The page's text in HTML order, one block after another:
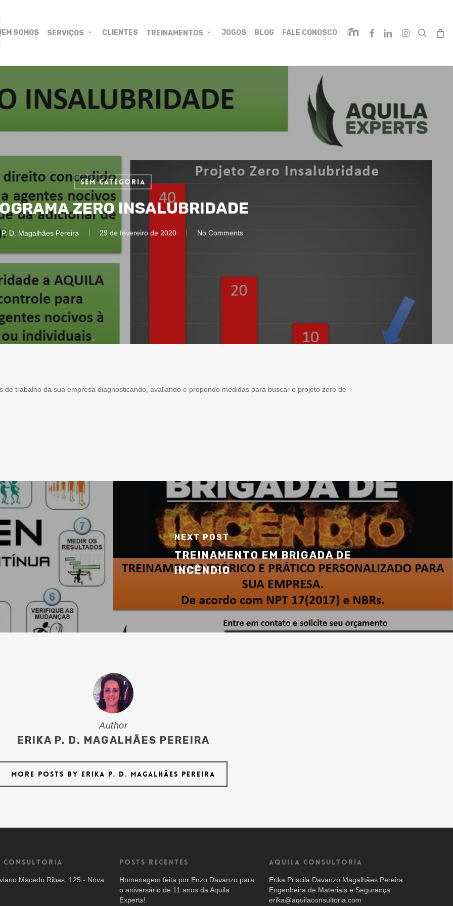
SOMOS SERVIÇOS CLIENTES TREINAMENTOS JOGOS BLOG FALE CONOSCO FACEBOOK
LINKEDININSTAGRAM
Sem categoria
ZERO INSALUBRIDADE
D. Magalhães Pereira 29 de fevereiro de 2020 No Comments
trabalho da sua empresa diagnosticando, avaliando e propondo medidas para buscar o projeto zero de
NEXT POST
TREINAMENTO EM BRIGADA DE
INCÊNDIO
Author
ERIKA P. D. MAGALHÃES PEREIRA
More posts by Erika P. D. Magalhães Pereira
Consultoria
Macedo Ribas, 125 - Nova
Posts recentes
Homenagem feita por Enzo Davanzo para
o aniversário de 11 anos da Aquila
Experts!
AQUILA CONSULTORIA
Erika Priscila Davanzo Magalhães Pereira
Engenheira de Materiais e Segurança
erika@aquilaconsultoria.com